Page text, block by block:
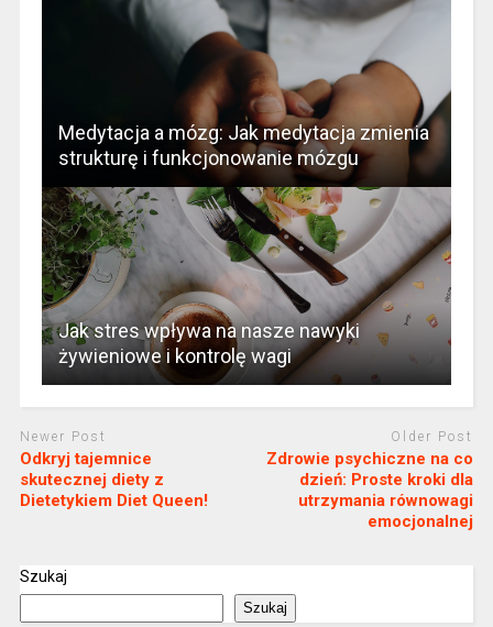
Medytacja a mózg: Jak medytacja zmienia
strukturę i funkcjonowanie mózgu
Jak stres wpływa na nasze nawyki
żywieniowe i kontrolę wagi
Newer Post
Odkryj tajemnice
skutecznej diety z
Dietetykiem Diet Queen!
Older Post
Zdrowie psychiczne na co
dzień: Proste kroki dla
utrzymania równowagi
emocjonalnej
Szukaj
Szukaj